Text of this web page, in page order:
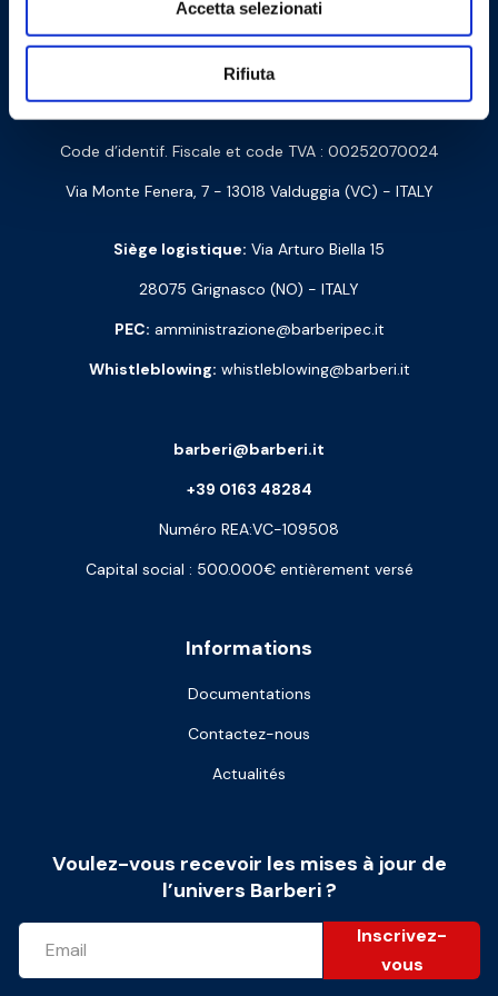
Accetta selezionati
Rifiuta
Contactez-nous
Code d’identif. Fiscale et code TVA : 00252070024
Via Monte Fenera, 7 - 13018 Valduggia (VC) - ITALY
Siège logistique: Via Arturo Biella 15
28075 Grignasco (NO) - ITALY
PEC: amministrazione@barberipec.it
Whistleblowing: whistleblowing@barberi.it
Informations
Documentations
Contactez-nous
Actualités
barberi@barberi.it
+39 0163 48284
Numéro REA:VC-109508
Capital social : 500.000€ entièrement versé
Voulez-vous recevoir les mises à jour de
l’univers Barberi ?
Inscrivez-
vous